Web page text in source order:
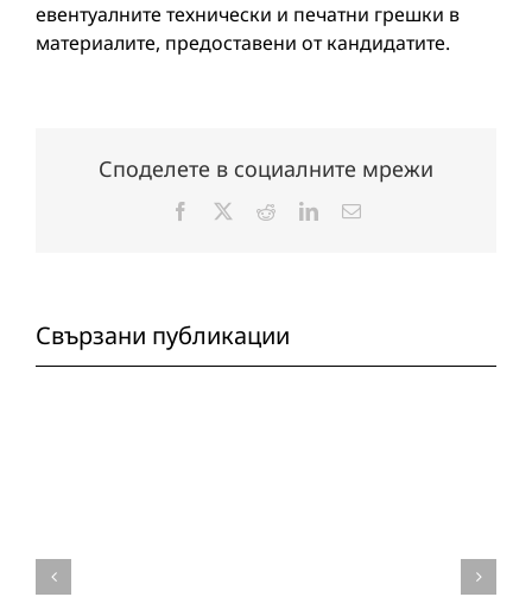
евентуалните технически и печатни грешки в
материалите, предоставени от кандидатите.
Споделете в социалните мрежи
Facebook RedditLinkedInЕлектронна
Свързани публикации